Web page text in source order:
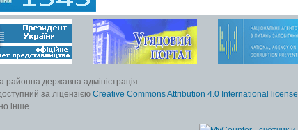
районна державна адміністрація
за ліцензією Creative Commons Attribution 4.0 International license
інше